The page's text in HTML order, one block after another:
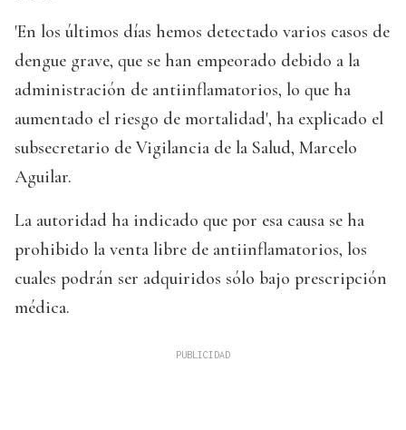
'En los últimos días hemos detectado varios casos de
dengue grave, que se han empeorado debido a la
administración de antiinflamatorios, lo que ha
aumentado el riesgo de mortalidad', ha explicado el
subsecretario de Vigilancia de la Salud, Marcelo
Aguilar.
La autoridad ha indicado que por esa causa se ha
prohibido la venta libre de antiinflamatorios, los
cuales podrán ser adquiridos sólo bajo prescripción
médica.